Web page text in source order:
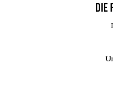
DIE